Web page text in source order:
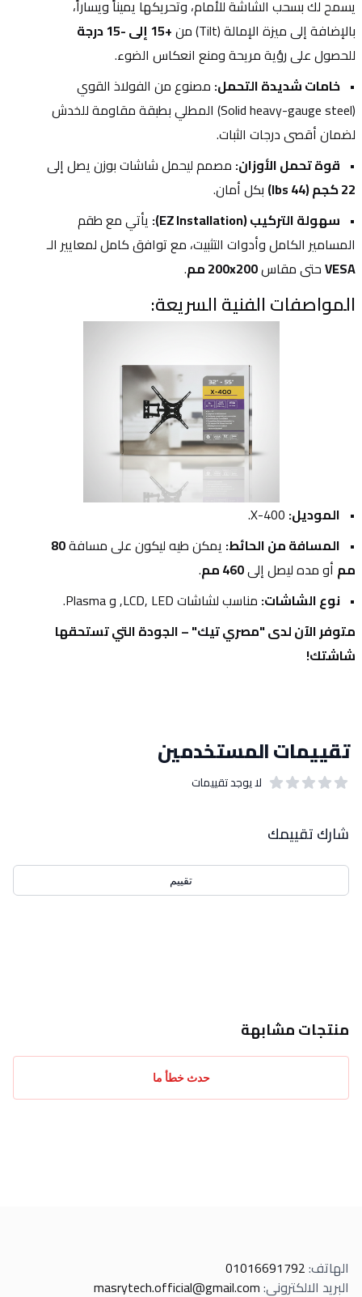
بالإضافة إلى ميزة الإمالة (Tilt) من
+15 إلى -15 درجة
للحصول على رؤية مريحة ومنع انعكاس الضوء.
خامات شديدة التحمل:
لضمان أقصى درجات الثبات.
قوة تحمل الأوزان: مصمم ليحمل شاشات بوزن يصل إلى
22 كجم (44 lbs)
بكل أمان.
سهولة التركيب (EZ Installation):
المسامير الكامل وأدوات التثبيت، مع توافق كامل لمعايير الـ
VESA حتى مقاس 200x200 مم .
المواصفات الفنية السريعة:
الموديل:
المسافة من الحائط: يمكن طيه ليكون على مسافة
مم أو مده ليصل إلى 460 مم
.
نوع الشاشات: مناسب لشاشات LCD, LED, و Plasma.
شاشتك!
تقييمات المستخدمين
لا يوجد تقييمات
شارك تقييمك
تقييم
منتجات مشابهة
حدث خطأ ما
الهاتف:
01016691792
البريد الالكتروني:
masrytech.official@gmail.com